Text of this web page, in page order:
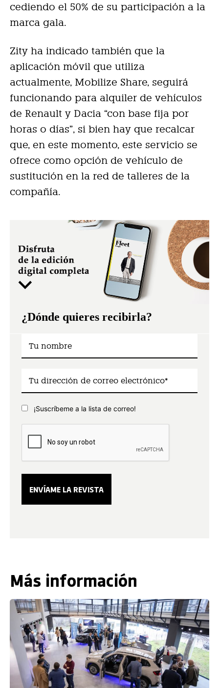
cediendo el 50% de su participación a la
marca gala.
Zity ha indicado también que la
aplicación móvil que utiliza
actualmente, Mobilize Share, seguirá
funcionando para alquiler de vehículos
de Renault y Dacia “con base fija por
horas o días”, si bien hay que recalcar
que, en este momento, este servicio se
ofrece como opción de vehículo de
sustitución en la red de talleres de la
compañía.
¿Dónde quieres recibirla?
¡Suscríbeme a la lista de correo!
Más información